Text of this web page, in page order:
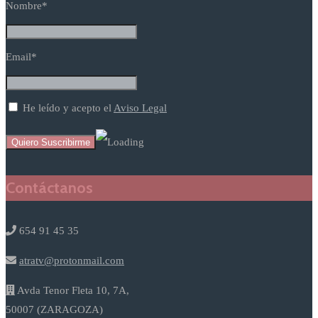
Nombre*
Email*
He leído y acepto el Aviso Legal
Contáctanos
654 91 45 35
atratv@protonmail.com
Avda Tenor Fleta 10, 7A,
50007 (ZARAGOZA)